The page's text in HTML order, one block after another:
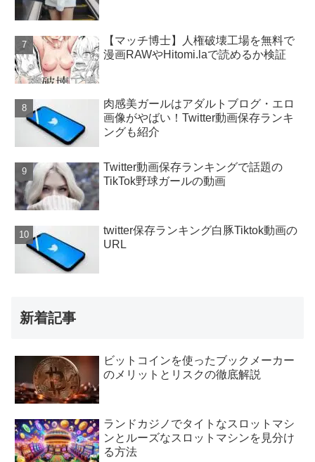
【マッチ博士】人権破壊工場を無料で
漫画RAWやHitomi.laで読めるか検証
肉感美ガールはアダルトブログ・エロ
画像がやばい！Twitter動画保存ランキ
ングも紹介
Twitter動画保存ランキングで話題の
TikTok野球ガールの動画
twitter保存ランキング白豚Tiktok動画の
URL
新着記事
ビットコインを使ったブックメーカー
のメリットとリスクの徹底解説
ランドカジノでタイトなスロットマシ
ンとルーズなスロットマシンを見分け
る方法